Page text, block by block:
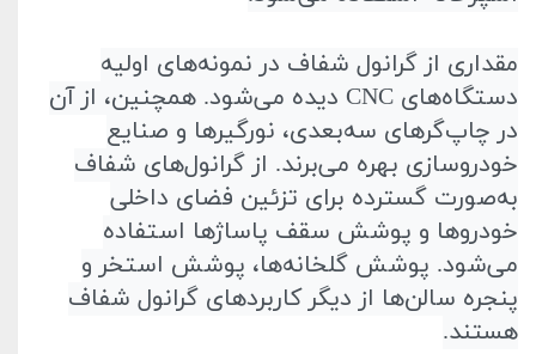
مقداری از گرانول شفاف در نمونه‌های اولیه
دستگاه‌های CNC دیده می‌شود. همچنین، از آن
در چاپ‌گر‌های سه‌بعدی، نور‌گیر‌ها و صنایع
خودرو‌سازی بهره می‌برند. از گرانول‌های شفاف
به‌صورت گسترده برای تزئین فضای داخلی
خودرو‌ها و پوشش سقف پاساژ‌ها استفاده
می‌شود. پوشش گلخانه‌ها، پوشش استخر و
پنجره سالن‌ها از دیگر ‌کاربرد‌های گرانول شفاف
هستند.